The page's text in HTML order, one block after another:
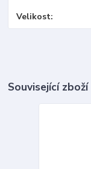
Velikost
Související zboží